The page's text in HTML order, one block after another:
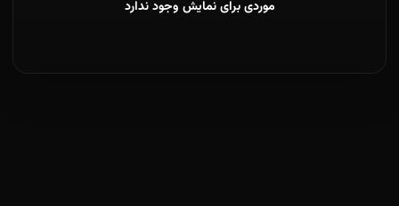
موردی برای نمایش وجود ندارد